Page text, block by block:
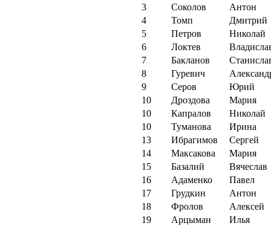
3
Соколов
Антон
4
Томп
Дмитрий
5
Петров
Николай
6
Локтев
7
Бакланов
8
Гуревич
9
Серов
Юрий
10
Дроздова
Мария
10
Капралов
Николай
10
Туманова
Ирина
13
Ибрагимов
Сергей
14
Максакова
Мария
15
Базалий
Вячеслав
16
Адаменко
Павел
17
Грудкин
Антон
18
Фролов
Алексей
19
Арцыман
Илья